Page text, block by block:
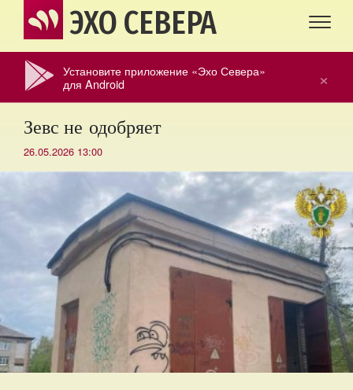
ЭХО СЕВЕРА
×
Установите приложение «Эхо Севера»
для Android
Зевс не одобряет
26.05.2026 13:00